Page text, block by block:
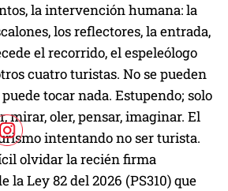
la intervención humana: la
los reflectores, la entrada,
el recorrido, el espeleólogo
cuatro turistas. No se pueden
tocar nada. Estupendo; solo
mirar, oler, pensar, imaginar. El
intentando no ser turista.
olvidar la recién firma
Ley 82 del 2026 (PS310) que